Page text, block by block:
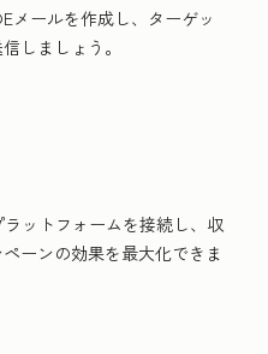
メールを作成し、ターゲッ
しましょう。
ットフォームを接続し、収
ーンの効果を最大化できま